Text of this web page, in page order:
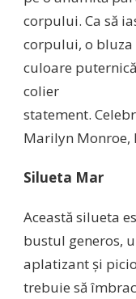
corpului. Ca să
corpului, o bluza
culoare puternică
colier
statement.
Marilyn Monroe,
Silueta Mar
Această silueta
bustul generos,
aplatizant şi
trebuie să